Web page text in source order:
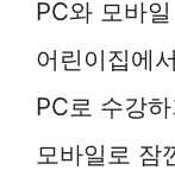
PC와 모바
어린이집에
PC로 수강
모바일로 잠